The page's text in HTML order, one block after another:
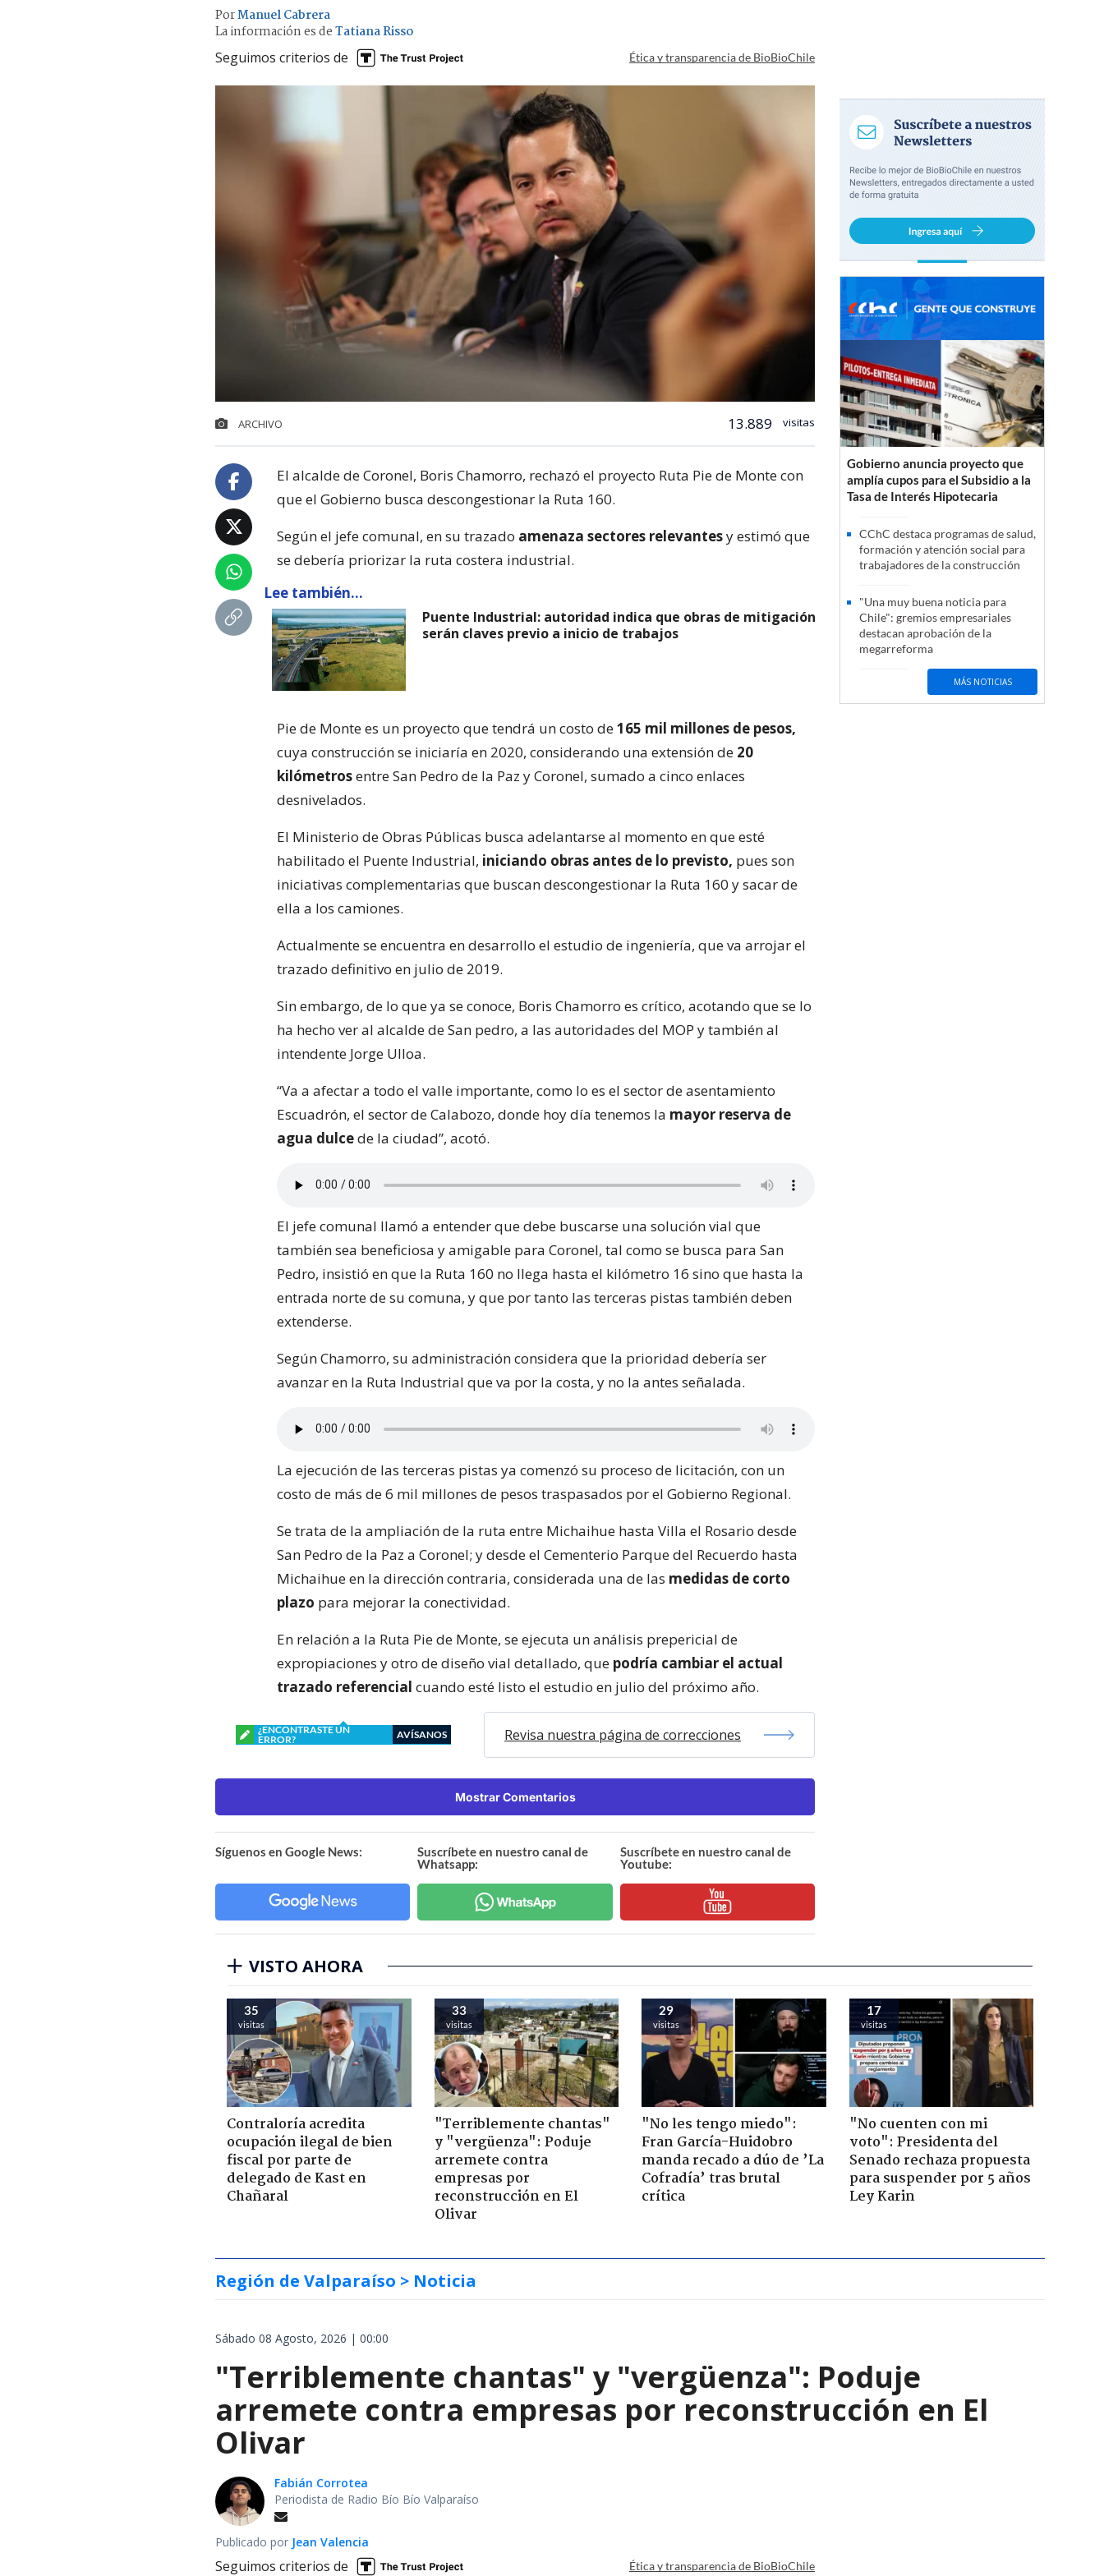
PorManuel Cabrera
La información es deTatiana Risso
Seguimos criterios de Ética y transparencia de BioBioChile
ARCHIVO 13.889 visitas
El alcalde de Coronel, Boris Chamorro, rechazó el proyecto Ruta Pie de Monte con
que el Gobierno busca descongestionar la Ruta 160.
Según el jefe comunal, en su trazado amenaza sectores relevantesy estimó que
se debería priorizar la ruta costera industrial.
Lee también...
Puente Industrial: autoridad indica que obras de mitigación
serán claves previo a inicio de trabajos
Pie de Monte es un proyecto que tendrá un costo de165 mil millones de pesos,
cuya construcción se iniciaría en 2020, considerando una extensión de 20
kilómetrosentre San Pedro de la Paz y Coronel, sumado a cinco enlaces
desnivelados.
El Ministerio de Obras Públicas busca adelantarse al momento en que esté
habilitado el Puente Industrial, iniciando obras antes de lo previsto, pues son
iniciativas complementarias que buscan descongestionar la Ruta 160 y sacar de
ella a los camiones.
Actualmente se encuentra en desarrollo el estudio de ingeniería, que va arrojar el
trazado definitivo en julio de 2019.
Sin embargo, de lo que ya se conoce, Boris Chamorro es crítico, acotando que se lo
ha hecho ver al alcalde de San pedro, a las autoridades del MOP y también al
intendente Jorge Ulloa.
“Va a afectar a todo el valle importante, como lo es el sector de asentamiento
Escuadrón, el sector de Calabozo, donde hoy día tenemos la mayor reserva de
agua dulcede la ciudad”, acotó.
El jefe comunal llamó a entender que debe buscarse una solución vial que
también sea beneficiosa y amigable para Coronel, tal como se busca para San
Pedro, insistió en que la Ruta 160 no llega hasta el kilómetro 16 sino que hasta la
entrada norte de su comuna, y que por tanto las terceras pistas también deben
extenderse.
Según Chamorro, su administración considera que la prioridad debería ser
avanzar en la Ruta Industrial que va por la costa, y no la antes señalada.
La ejecución de las terceras pistas ya comenzó su proceso de licitación, con un
costo de más de 6 mil millones de pesos traspasados por el Gobierno Regional.
Se trata de la ampliación de la ruta entre Michaihue hasta Villa el Rosario desde
San Pedro de la Paz a Coronel; y desde el Cementerio Parque del Recuerdo hasta
Michaihue en la dirección contraria, considerada una de las medidas de corto
plazo para mejorar la conectividad.
En relación a la Ruta Pie de Monte, se ejecuta un análisis prepericial de
expropiaciones y otro de diseño vial detallado, que podría cambiar el actual
trazado referencial cuando esté listo el estudio en julio del próximo año.
¿ENCONTRASTE UN
ERROR?
AVÍSANOS Revisa nuestra página de correcciones
Mostrar Comentarios
Síguenos en Google News:
Suscríbete en nuestro canal de
Whatsapp:
Suscríbete en nuestro canal de
Youtube:
Gobierno anuncia proyecto que
amplía cupos para el Subsidio a la
Tasa de Interés Hipotecaria
CChC destaca programas de salud,
formación y atención social para
trabajadores de la construcción
"Una muy buena noticia para
Chile": gremios empresariales
destacan aprobación de la
megarreforma
MÁS NOTICIAS
VISTO AHORA
35
visitas
Contraloría acredita
ocupación ilegal de bien
fiscal por parte de
delegado de Kast en
Chañaral
33
visitas
"Terriblemente chantas"
y "vergüenza": Poduje
arremete contra
empresas por
reconstrucción en El
Olivar
29
visitas
"No les tengo miedo":
Fran García-Huidobro
manda recado a dúo de ’La
Cofradía’ tras brutal
crítica
17
visitas
"No cuenten con mi
voto": Presidenta del
Senado rechaza propuesta
para suspender por 5 años
Ley Karin
Región de Valparaíso > Noticia
Sábado 08 Agosto, 2026 | 00:00
"Terriblemente chantas" y "vergüenza": Poduje
arremete contra empresas por reconstrucción en El
Olivar
Fabián Corrotea
Periodista de Radio Bío Bío Valparaíso
Publicado por Jean Valencia
Seguimos criterios de Ética y transparencia de BioBioChile